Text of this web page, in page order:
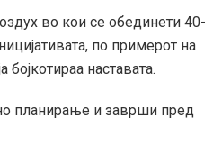
во кои се обединети 40-
по примерот на
наставата.
планирање и заврши пред